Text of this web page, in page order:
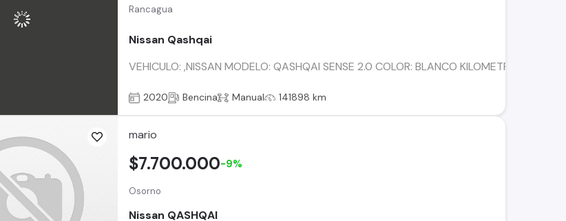
Rancagua
Nissan Qashqai
VEHICULO: ,NISSAN MODELO: QASHQAI SENSE 2.0 COLOR: BLANCO
2020 Bencina Manual 141898 km
mario
Osorno
Nissan QASHQAI
$7.700.000-9%